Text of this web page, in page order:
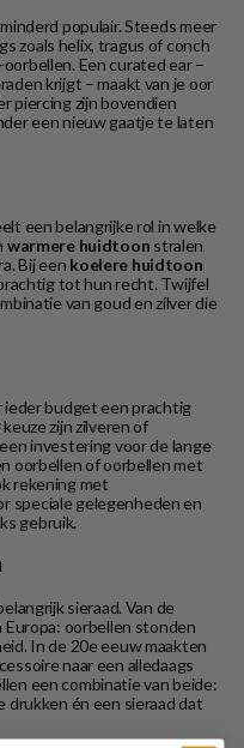
populair. Steeds meer
zoals helix, tragus of conch
Een curated ear –
krijgt – maakt van je oor
piercing zijn bovendien
een nieuw gaatje te laten
een belangrijke rol in welke
warmere huidtoon stralen
Bij een koelere huidtoon
tot hun recht. Twijfel
van goud en zilver die
ieder budget een prachtig
zijn zilveren of
investering voor de lange
oorbellen of oorbellen met
rekening met
speciale gelegenheden en
gebruik.
sieraad. Van de
Europa: oorbellen stonden
In de 20e eeuw maakten
naar een alledaags
een combinatie van beide:
drukken én een sieraad dat